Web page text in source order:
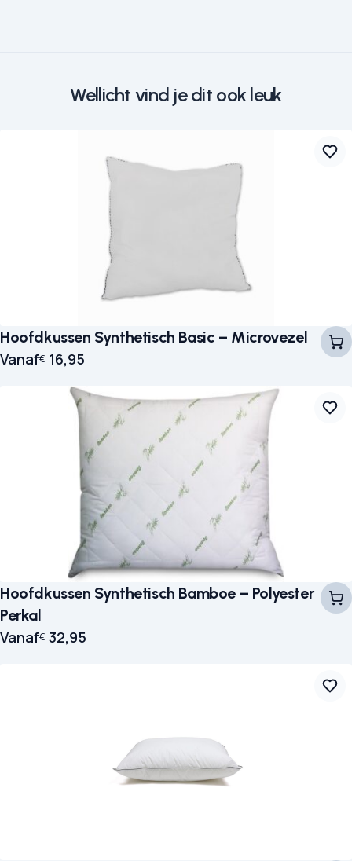
Wellicht vind je dit ook leuk
Hoofdkussen Synthetisch Basic – Microvezel
Vanaf€ 16,95
Hoofdkussen Synthetisch Bamboe – Polyester
Perkal
Vanaf€ 32,95